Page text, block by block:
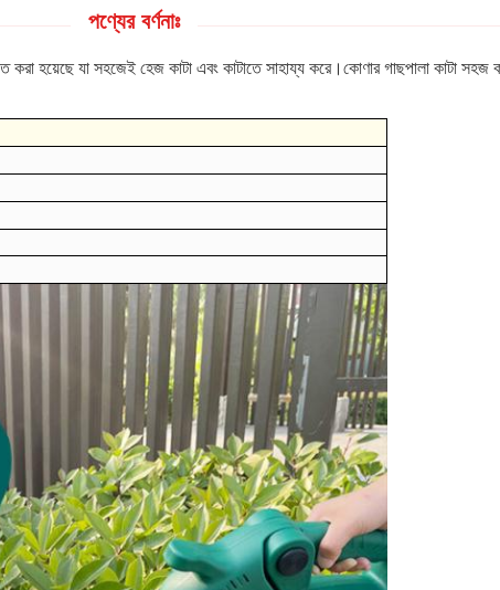
পণ্যের বর্ণনাঃ
করা হয়েছে যা সহজেই হেজ কাটা এবং কাটাতে সাহায্য করে।কোণার গাছপালা কাটা সহজ